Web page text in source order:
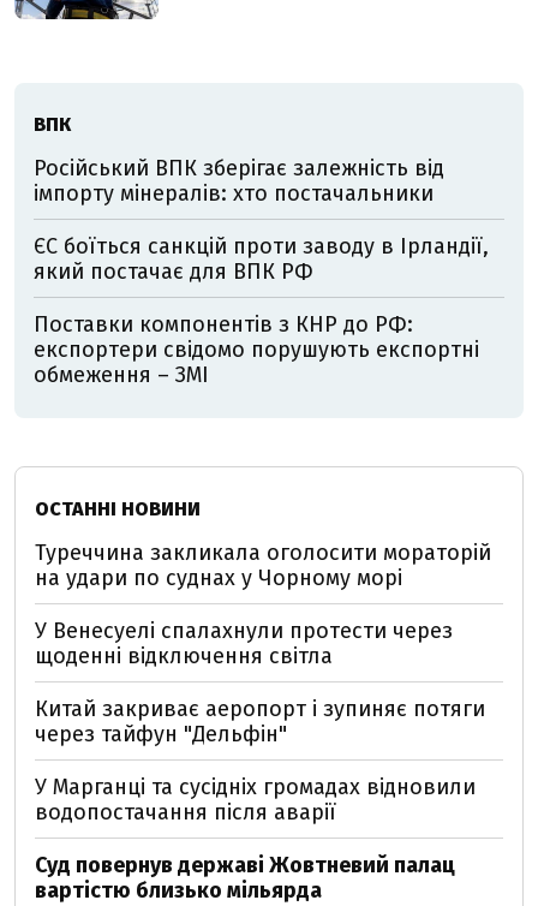
ВПК
Російський ВПК зберігає залежність від
імпорту мінералів: хто постачальники
ЄС боїться санкцій проти заводу в Ірландії,
який постачає для ВПК РФ
Поставки компонентів з КНР до РФ:
експортери свідомо порушують експортні
обмеження – ЗМІ
ОСТАННІ НОВИНИ
Туреччина закликала оголосити мораторій
на удари по суднах у Чорному морі
У Венесуелі спалахнули протести через
щоденні відключення світла
Китай закриває аеропорт і зупиняє потяги
через тайфун "Дельфін"
У Марганці та сусідніх громадах відновили
водопостачання після аварії
Суд повернув державі Жовтневий палац
вартістю близько мільярда